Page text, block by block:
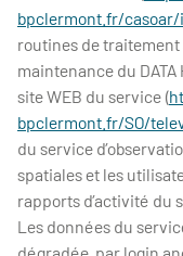
bpclermont.fr/
routines de
maintenance du
site WEB du service (
bpclermont.fr/SO/
du service
spatiales et les
rapports d’activité du
Les données du